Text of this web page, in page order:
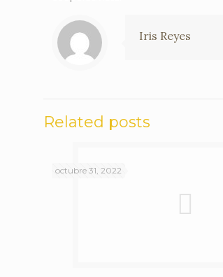
Iris Reyes
Related posts
octubre 31, 2022